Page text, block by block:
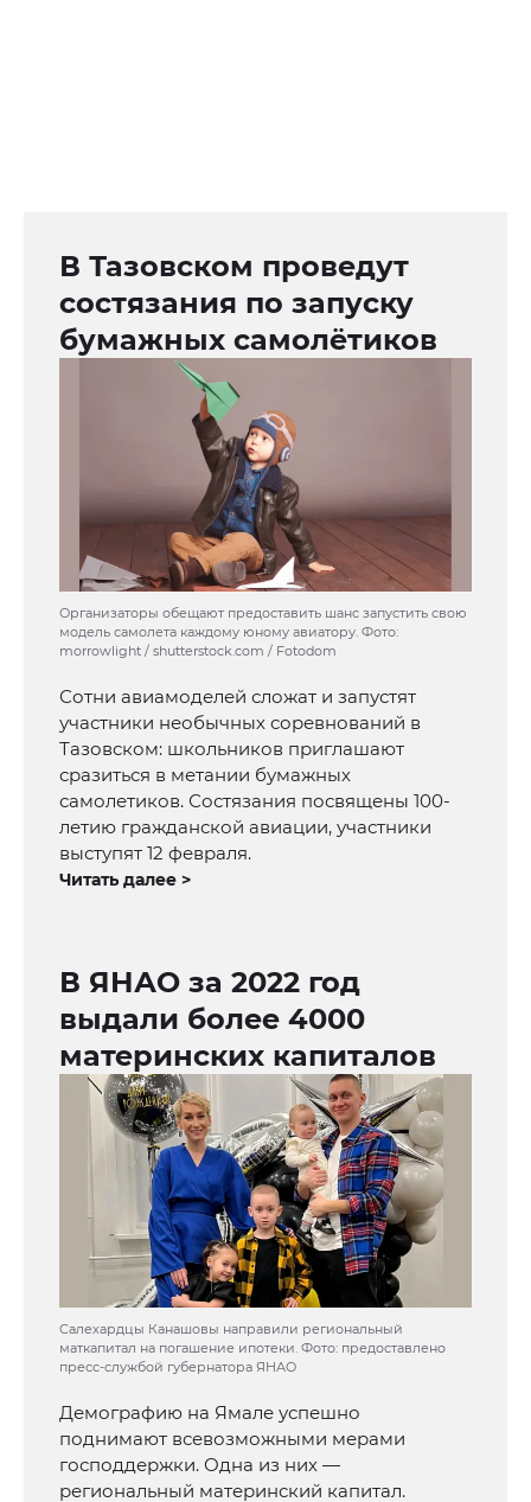
В Тазовском проведут
состязания по запуску
бумажных самолётиков
Организаторы обещают предоставить шанс запустить свою
модель самолета каждому юному авиатору. Фото:
morrowlight / shutterstock.com / Fotodom
Сотни авиамоделей сложат и запустят
участники необычных соревнований в
Тазовском: школьников приглашают
сразиться в метании бумажных
самолетиков. Состязания посвящены 100-
летию гражданской авиации, участники
выступят 12 февраля.
Читать далее >
В ЯНАО за 2022 год
выдали более 4000
материнских капиталов
Салехардцы Канашовы направили региональный
маткапитал на погашение ипотеки. Фото: предоставлено
пресс-службой губернатора ЯНАО
Демографию на Ямале успешно
поднимают всевозможными мерами
господдержки. Одна из них —
региональный материнский капитал.